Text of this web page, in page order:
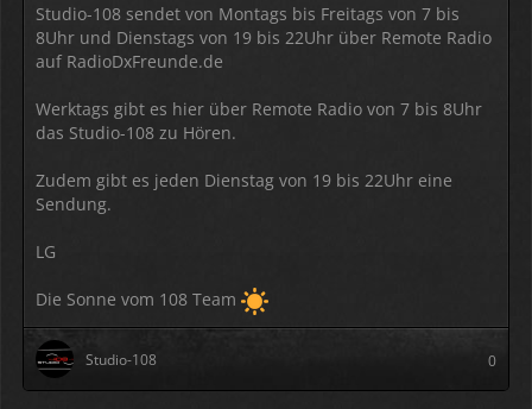
Studio-108 sendet von Montags bis Freitags von 7 bis
8Uhr und Dienstags von 19 bis 22Uhr über Remote Radio
auf RadioDxFreunde.de
Werktags gibt es hier über Remote Radio von 7 bis 8Uhr
das Studio-108 zu Hören.
Zudem gibt es jeden Dienstag von 19 bis 22Uhr eine
Sendung.
LG
Die Sonne vom 108 Team
Studio-108 0